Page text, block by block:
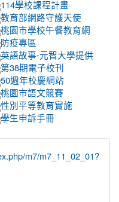
114學校課程計畫
教育部網路守護天使
桃園市學校午餐教育網
防疫專區
英語故事-元智大學提供
第38期電子校刊
50週年校慶網站
桃園市語文競賽
性別平等教育實施
學生申訴手冊